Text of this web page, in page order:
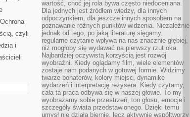
czyli
i
wartość, choć jej rola bywa często niedoceniana.
Dla jednych jest źródłem wiedzy, dla innych
odpoczynkiem, dla jeszcze innych sposobem na
poznawanie różnych punktów widzenia. Niezależnie
jednak od tego, po jaką literaturę sięgamy,
regularne czytanie wpływa na nas znacznie głębiej,
niż mogłoby się wydawać na pierwszy rzut oka.
Najbardziej oczywistą korzyścią jest rozwój
wyobraźni. Kiedy oglądamy film, wiele elementów
zostaje nam podanych w gotowej formie. Widzimy
twarze bohaterów, kolory miejsc, dynamikę
wydarzeń i interpretację reżysera. Kiedy czytamy,
cała ta praca odbywa się w naszej głowie. To my
wyobrażamy sobie przestrzeń, ton głosu, emocje i
szczegóły świata przedstawionego. Dzięki temu
umysł nie działa biernie, lecz aktywnie współtworzy